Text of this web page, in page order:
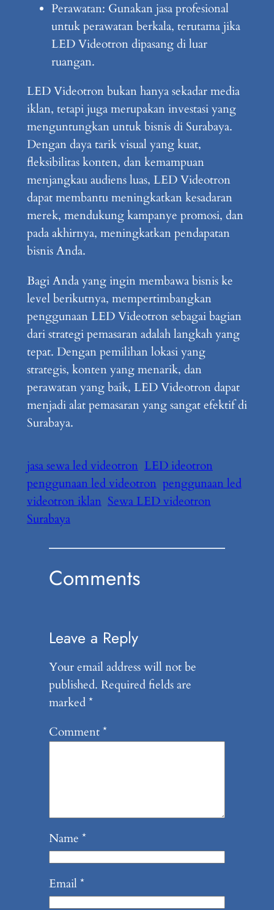
Perawatan: Gunakan jasa profesional
untuk perawatan berkala, terutama jika
LED Videotron dipasang di luar
ruangan.
LED Videotron bukan hanya sekadar media
iklan, tetapi juga merupakan investasi yang
menguntungkan untuk bisnis di Surabaya.
Dengan daya tarik visual yang kuat,
fleksibilitas konten, dan kemampuan
menjangkau audiens luas, LED Videotron
dapat membantu meningkatkan kesadaran
merek, mendukung kampanye promosi, dan
pada akhirnya, meningkatkan pendapatan
bisnis Anda.
Bagi Anda yang ingin membawa bisnis ke
level berikutnya, mempertimbangkan
penggunaan LED Videotron sebagai bagian
dari strategi pemasaran adalah langkah yang
tepat. Dengan pemilihan lokasi yang
strategis, konten yang menarik, dan
perawatan yang baik, LED Videotron dapat
menjadi alat pemasaran yang sangat efektif di
Surabaya.
jasa sewa led videotron LED ideotron
penggunaan led videotron penggunaan led
videotron iklan Sewa LED videotron
Surabaya
Comments
Leave a Reply
Your email address will not be
published. Required fields are
marked*
Comment*
Name *
Email*